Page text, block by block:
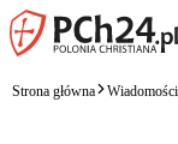
Strona główna Wiadomości